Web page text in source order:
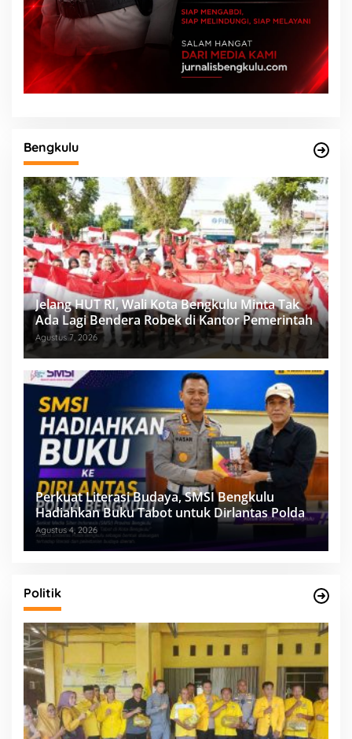
Bengkulu
Jelang HUT RI, Wali Kota Bengkulu Minta Tak
Ada Lagi Bendera Robek di Kantor Pemerintah
Agustus 7, 2026
Perkuat Literasi Budaya, SMSI Bengkulu
Hadiahkan Buku Tabot untuk Dirlantas Polda
Agustus 4, 2026
Politik